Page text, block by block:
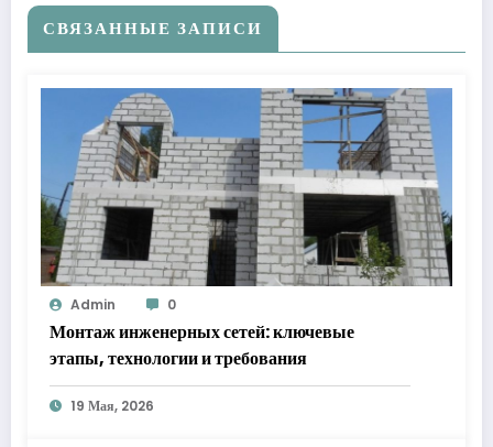
СВЯЗАННЫЕ ЗАПИСИ
Admin 0
Монтаж инженерных сетей: ключевые
этапы, технологии и требования
19 Мая, 2026